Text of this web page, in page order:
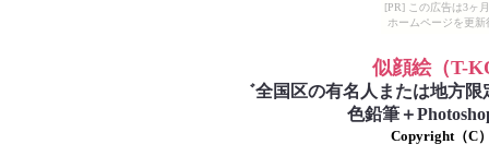
[PR] この広告は3ヶ
ホームページを更
似顔絵（T-
゛全国区の有名人または地方
色鉛筆＋
Copyright（C